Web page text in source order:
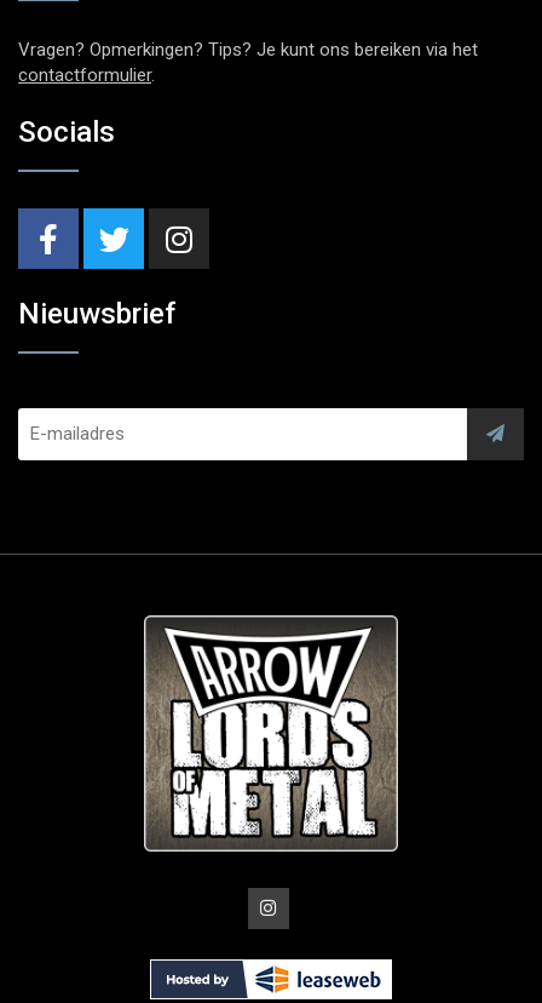
Vragen? Opmerkingen? Tips? Je kunt ons bereiken via het
contactformulier.
Socials
Nieuwsbrief